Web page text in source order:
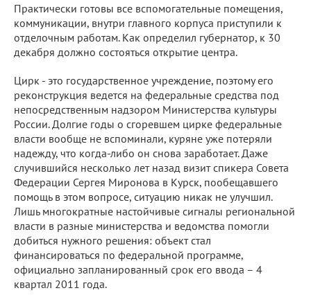
Практически готовы все вспомогательные помещения,
коммуникации, внутри главного корпуса приступили к
отделочным работам. Как определил губернатор, к 30
декабря должно состояться открытие центра.
Цирк - это государственное учреждение, поэтому его
реконструкция ведется на федеральные средства под
непосредственным надзором Министерства культуры
России. Долгие годы о сгоревшем цирке федеральные
власти вообще не вспоминали, куряне уже потеряли
надежду, что когда-либо он снова заработает. Даже
случившийся несколько лет назад визит спикера Совета
Федерации Сергея Миронова в Курск, пообещавшего
помощь в этом вопросе, ситуацию никак не улучшил.
Лишь многократные настойчивые сигналы региональной
власти в разные министерства и ведомства помогли
добиться нужного решения: объект стал
финансироваться по федеральной программе,
официально запланированный срок его ввода – 4
квартал 2011 года.